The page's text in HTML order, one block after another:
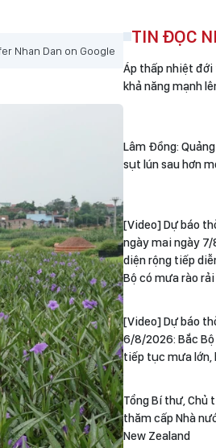
Nhan Dan on Google
TIN ĐỌC
Áp thấp nhiệt
khả năng mạnh
Lâm Đồng:
sụt lún sau hơn
[Video] Dự báo
ngày mai ngày
diện rộng tiếp
Bộ có mưa rào
[Video] Dự báo
6/8/2026: Bắc Bộ
tiếp tục mưa lớn,
Tổng Bí thư, Chủ
thăm cấp Nhà
New Zealand